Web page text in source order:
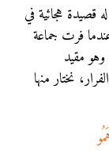
قصيدة هجائية في
فرت جماعة
مقيد
نختار منها